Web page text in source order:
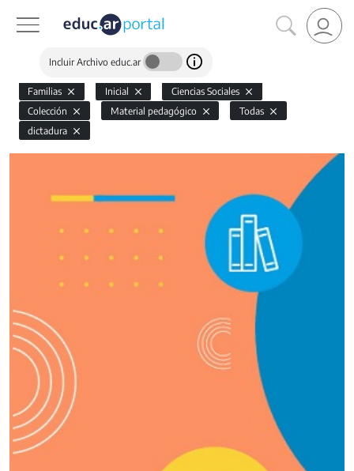
Incluir Archivo educ.ar
Familias Inicial
Ciencias Sociales
Colección
Material pedagógico
Todas
dictadura